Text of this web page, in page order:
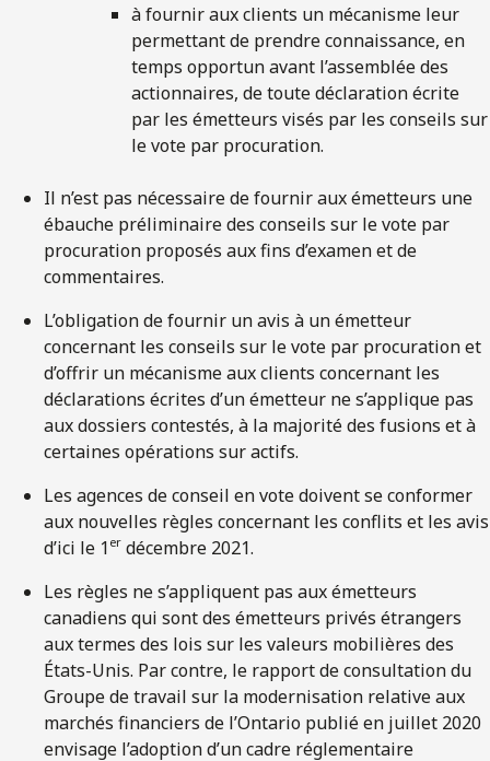
à fournir aux clients un mécanisme leur
permettant de prendre connaissance, en
temps opportun avant l’assemblée des
actionnaires, de toute déclaration écrite
par les émetteurs visés par les conseils sur
le vote par procuration.
Il n’est pas nécessaire de fournir aux émetteurs une
ébauche préliminaire des conseils sur le vote par
procuration proposés aux fins d’examen et de
commentaires.
L’obligation de fournir un avis à un émetteur
concernant les conseils sur le vote par procuration et
d’offrir un mécanisme aux clients concernant les
déclarations écrites d’un émetteur ne s’applique pas
aux dossiers contestés, à la majorité des fusions et à
certaines opérations sur actifs.
Les agences de conseil en vote doivent se conformer
aux nouvelles règles concernant les conflits et les avis
d’ici le 1 er décembre 2021.
Les règles ne s’appliquent pas aux émetteurs
canadiens qui sont des émetteurs privés étrangers
aux termes des lois sur les valeurs mobilières des
États-Unis. Par contre, le rapport de consultation du
Groupe de travail sur la modernisation relative aux
marchés financiers de l’Ontario publié en juillet 2020
envisage l’adoption d’un cadre réglementaire